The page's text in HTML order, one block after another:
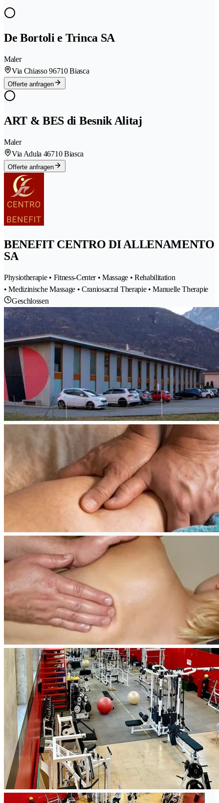
De Bortoli e Trinca SA
Maler
Via Chiasso 96710 Biasca
Offerte anfragen
ART & BES di Besnik Alitaj
Maler
Via Adula 46710 Biasca
Offerte anfragen
BENEFIT CENTRO DI ALLENAMENTO
SA
Physiotherapie • Fitness-Center • Massage • Rehabilitation
• Medizinische Massage • Craniosacral Therapie • Manuelle Therapie
Geschlossen